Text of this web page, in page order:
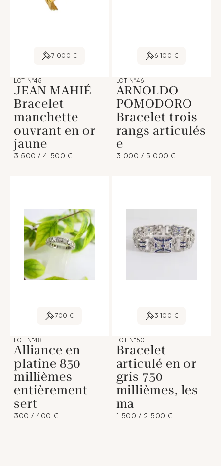
7 000 €
LOT N°45
JEAN MAHIÉ
Bracelet
manchette
ouvrant en or
jaune
3 500 / 4 500 €
6 100 €
LOT N°46
ARNOLDO
POMODORO
Bracelet trois
rangs articulés
e
3 000 / 5 000 €
700 €
LOT N°48
Alliance en
platine 850
millièmes
entièrement
sert
300 / 400 €
3 100 €
LOT N°50
Bracelet
articulé en or
gris 750
millièmes, les
ma
1 500 / 2 500 €